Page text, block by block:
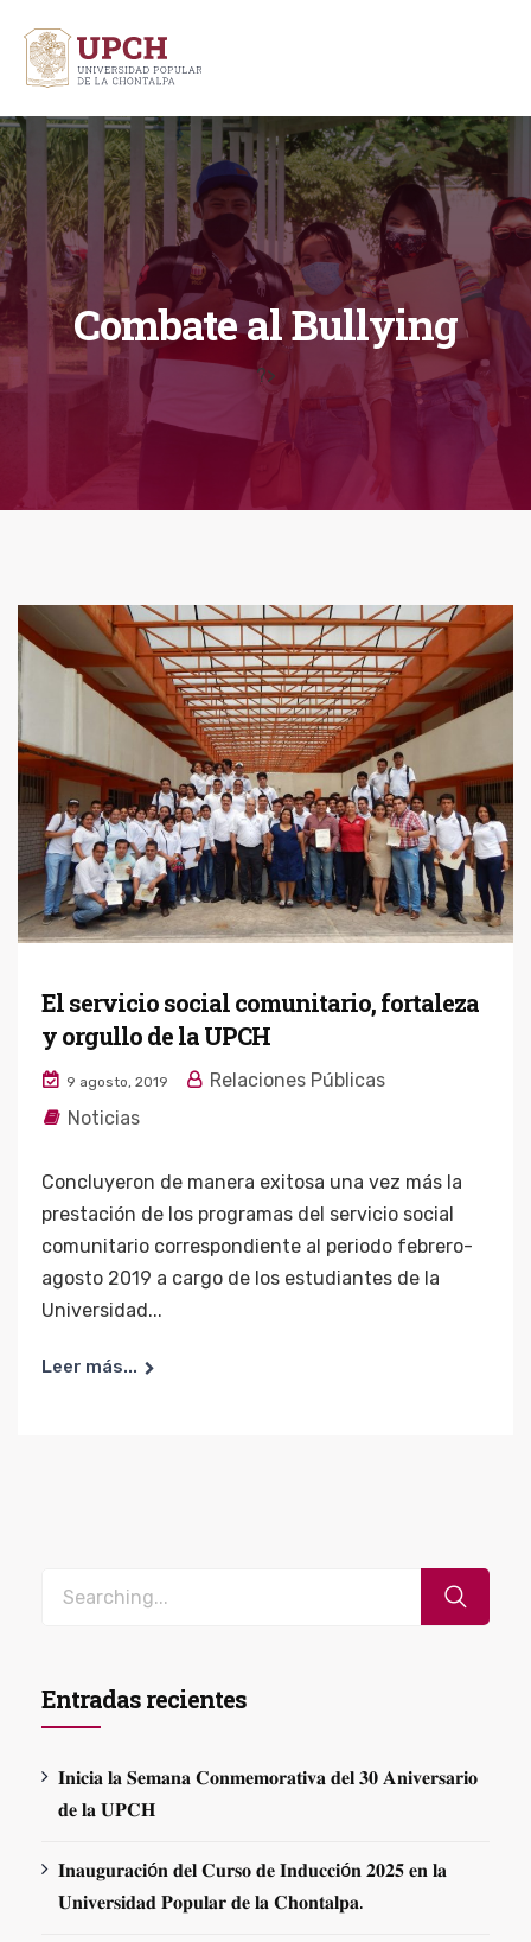
Combate al Bullying
?>
El servicio social comunitario, fortaleza
y orgullo de la UPCH
9 agosto, 2019
Relaciones Públicas
Noticias
Concluyeron de manera exitosa una vez más la
prestación de los programas del servicio social
comunitario correspondiente al periodo febrero-
agosto 2019 a cargo de los estudiantes de la
Universidad...
Leer más...
Entradas recientes
𝐈𝐧𝐢𝐜𝐢𝐚 𝐥𝐚 𝐒𝐞𝐦𝐚𝐧𝐚 𝐂𝐨𝐧𝐦𝐞𝐦𝐨𝐫𝐚𝐭𝐢𝐯𝐚 𝐝𝐞𝐥 𝟑𝟎 𝐀𝐧𝐢𝐯𝐞𝐫𝐬𝐚𝐫𝐢𝐨
𝐝𝐞 𝐥𝐚 𝐔𝐏𝐂𝐇
𝐈𝐧𝐚𝐮𝐠𝐮𝐫𝐚𝐜𝐢ó𝐧 𝐝𝐞𝐥 𝐂𝐮𝐫𝐬𝐨 𝐝𝐞 𝐈𝐧𝐝𝐮𝐜𝐜𝐢ó𝐧 𝟐𝟎𝟐𝟓 𝐞𝐧 𝐥𝐚
𝐔𝐧𝐢𝐯𝐞𝐫𝐬𝐢𝐝𝐚𝐝 𝐏𝐨𝐩𝐮𝐥𝐚𝐫 𝐝𝐞 𝐥𝐚 𝐂𝐡𝐨𝐧𝐭𝐚𝐥𝐩𝐚.